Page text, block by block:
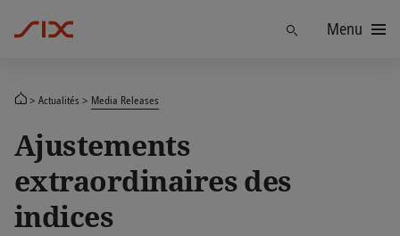
TrouverMenu
Actualités Media Releases
Ajustements
extraordinaires des
indices